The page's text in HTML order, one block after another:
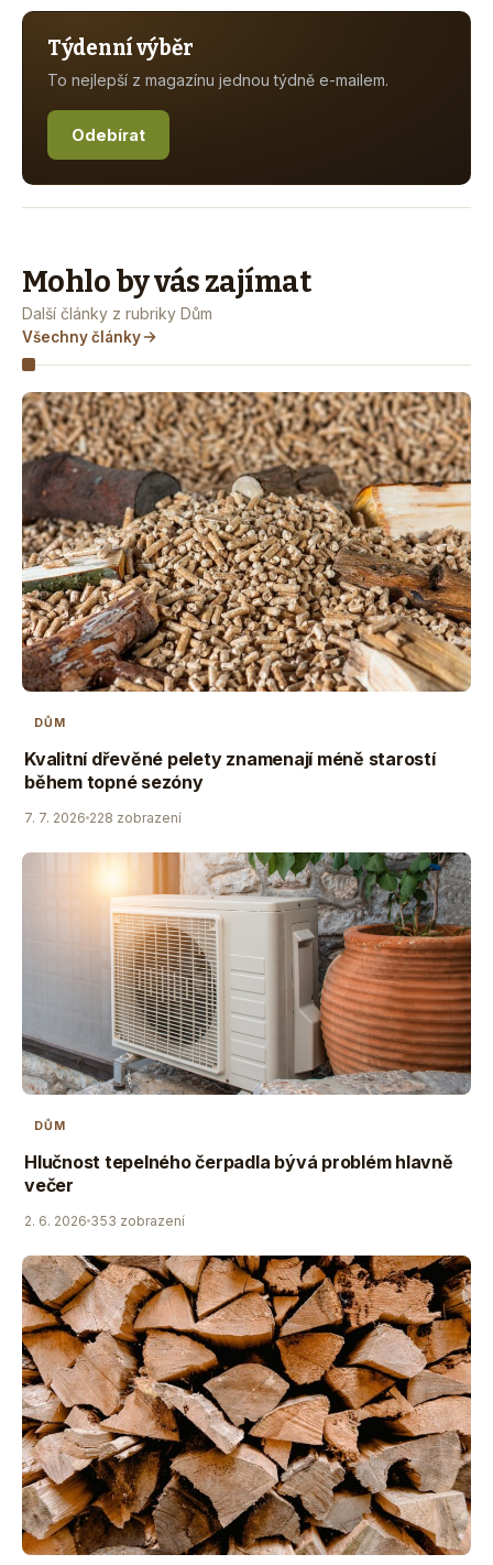
Týdenní výběr
To nejlepší z magazínu jednou týdně e-mailem.
Odebírat
Mohlo by vás zajímat
Další články z rubriky Dům
Všechny články
DŮM
Kvalitní dřevěné pelety znamenají méně starostí
během topné sezóny
7. 7. 2026 228 zobrazení
DŮM
Hlučnost tepelného čerpadla bývá problém hlavně
večer
2. 6. 2026 353 zobrazení